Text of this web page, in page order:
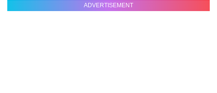
ADVERTISEMENT